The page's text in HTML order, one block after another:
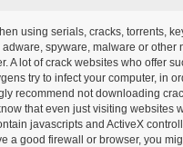
using serials, cracks, torrents,
spyware, malware or
A lot of crack websites who offer
try to infect your computer, in
recommend not downloading
that even just visiting websites
javascripts and ActiveX
a good firewall or browser, you